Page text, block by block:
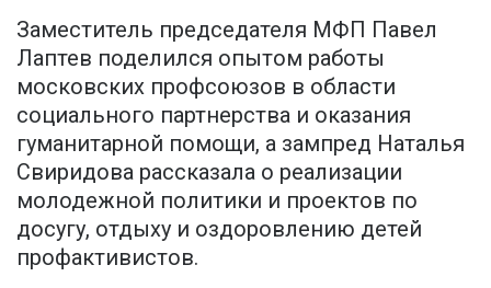
Заместитель председателя МФП Павел
Лаптев поделился опытом работы
московских профсоюзов в области
социального партнерства и оказания
гуманитарной помощи, а зампред Наталья
Свиридова рассказала о реализации
молодежной политики и проектов по
досугу, отдыху и оздоровлению детей
профактивистов.